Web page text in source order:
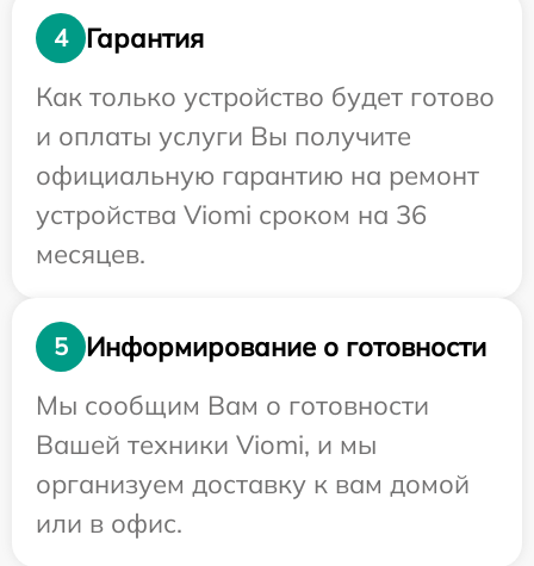
4
Гарантия
Как только устройство будет готово
и оплаты услуги Вы получите
официальную гарантию на ремонт
устройства Viomi сроком на 36
месяцев.
5
Информирование о готовности
Мы сообщим Вам о готовности
Вашей техники Viomi, и мы
организуем доставку к вам домой
или в офис.